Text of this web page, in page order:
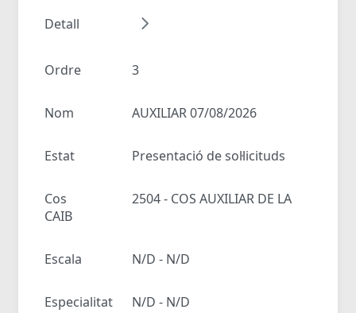
Detall
Ordre 3
Nom AUXILIAR 07/08/2026
Estat Presentació de sol·licituds
Cos
2504 - COS AUXILIAR DE LA
CAIB
Escala N/D - N/D
Especialitat N/D - N/D